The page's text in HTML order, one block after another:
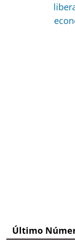
Último